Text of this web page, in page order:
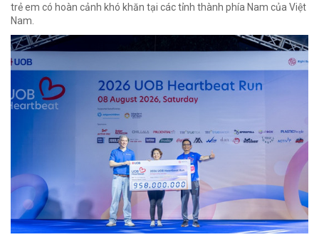
trẻ em có hoàn cảnh khó khăn tại các tỉnh thành phía Nam của Việt
Nam.